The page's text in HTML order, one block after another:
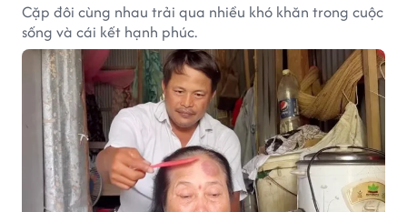
Cặp đôi cùng nhau trải qua nhiều khó khăn trong cuộc
sống và cái kết hạnh phúc.